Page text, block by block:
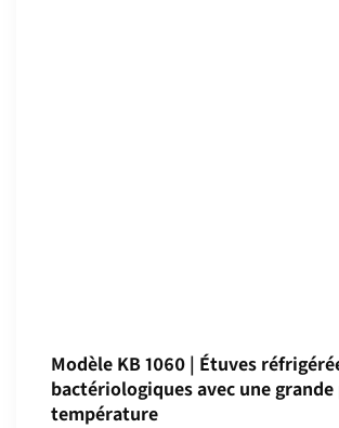
Modèle KB 1060 | Étuves
bactériologiques avec une grande
température